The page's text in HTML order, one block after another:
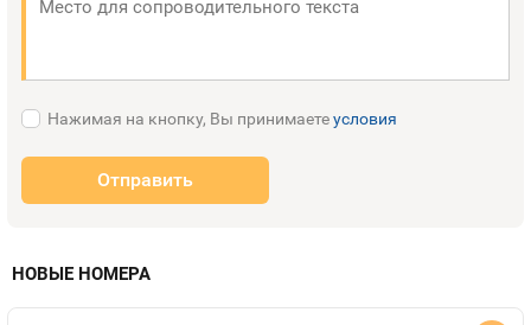
Нажимая на кнопку, Вы принимаетеусловия
Отправить
НОВЫЕ НОМЕРА